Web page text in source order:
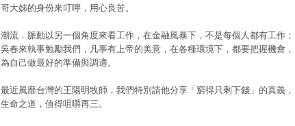
哥大姊的身份來叮嚀，用心良苦。
潮流．脈動以另一個角度來看工作，在金融風暴下，不是每個人都有工作；
吳春來執事勉勵我們，凡事有上帝的美意，在各種環境下，都要把握機會，
為自己做最好的準備與調適。
最近風靡台灣的王陽明牧師，我們特別請他分享「窮得只剩下錢」的真義，
生命之道，值得咀嚼再三。